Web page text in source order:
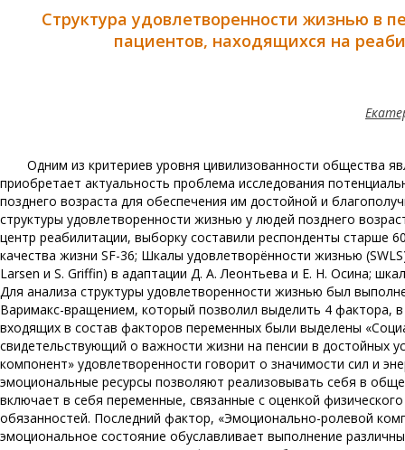
Структура удовлетворенности жизнью в
пациентов, находящихся на
Одним из критериев уровня цивилизованности общества
приобретает актуальность проблема исследования
позднего возраста для обеспечения им достойной и
структуры удовлетворенности жизнью у людей позднего
центр реабилитации, выборку составили респонденты старше
качества жизни SF-36; Шкалы удовлетворённости жизнью
Larsen и S. Griffin) в адаптации Д. А. Леонтьева и Е. Н. Осина;
Для анализа структуры удовлетворенности жизнью был
Варимакс-вращением, который позволил выделить 4 фактора,
входящих в состав факторов переменных были выделены
свидетельствующий о важности жизни на пенсии в достойных
компонент» удовлетворенности говорит о значимости сил и
эмоциональные ресурсы позволяют реализовывать себя в
включает в себя переменные, связанные с оценкой
обязанностей. Последний фактор, «Эмоционально-ролевой
эмоциональное состояние обуславливает выполнение